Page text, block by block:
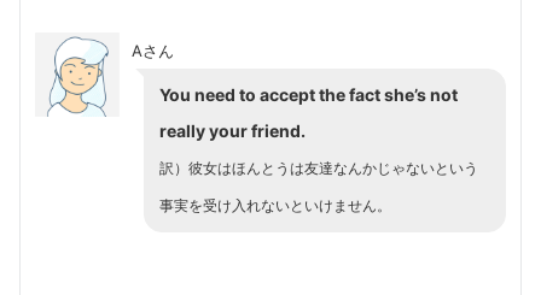
Aさん
You need to accept the fact she’s not
really your friend.
訳）彼女はほんとうは友達なんかじゃないという
事実を受け入れないといけません。